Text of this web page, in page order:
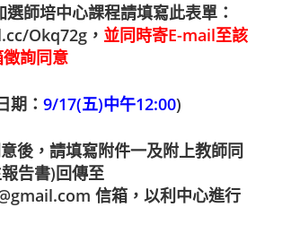
師培中心課程請填寫此表單：
Okq72g ， 並同時寄E-mail至該
詢同意
期： 9/17(五)中午12:00)
後，請填寫附件一及附上教師同
告書)回傳至
信箱，以利中心進行